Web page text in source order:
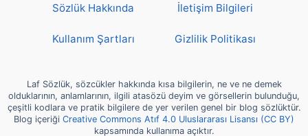
Çankırı
Çorum
deyim
Diyarbakır
Dünya Haritasında Türkiye
22/03/09
19/04/09
26/04/09
Sözlük Hakkında İletişim Bilgileri
Kullanım Şartları Gizlilik Politikası
Laf Sözlük, sözcükler hakkında kısa bilgilerin, ne ve ne demek
olduklarının, anlamlarının, ilgili atasözü deyim ve görsellerin bulunduğu,
çeşitli kodlara ve pratik bilgilere de yer verilen genel bir blog sözlüktür.
Blog içeriği Creative Commons Atıf 4.0 Uluslararası Lisansı (CC BY)
kapsamında kullanıma açıktır.